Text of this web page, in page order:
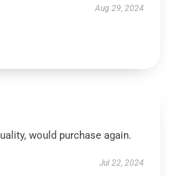
Aug 29, 2024
would purchase again.
Jul 22, 2024